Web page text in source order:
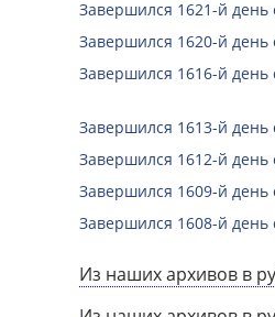
Завершился 1621-й
Завершился 1620-й
Завершился 1616-й
Завершился 1613-й
Завершился 1612-й
Завершился 1609-й
Завершился 1608-й
Из наших архивов в